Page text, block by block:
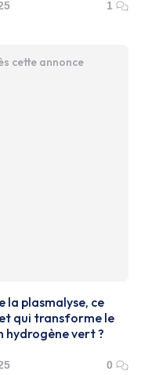
1
cette annonce
la plasmalyse, ce
qui transforme le
hydrogène vert ?
0